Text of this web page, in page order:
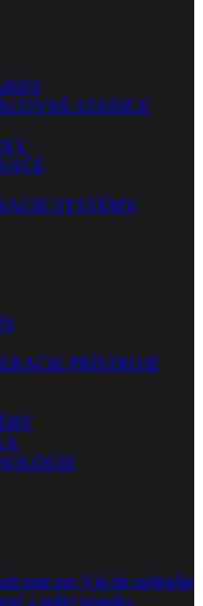
STANICE
SYSTÉMY
PRÍSTROJE
sme pre Vás tie najlepšie
z našej ponuky.